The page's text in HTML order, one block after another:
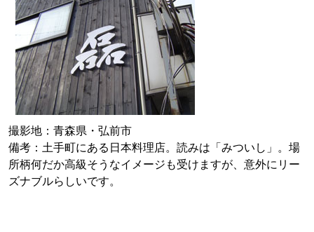
撮影地：青森県・弘前市
備考：土手町にある日本料理店。読みは「みついし」。場
所柄何だか高級そうなイメージも受けますが、意外にリー
ズナブルらしいです。